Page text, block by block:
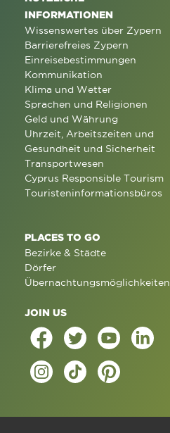
INFORMATIONEN
Wissenswertes über Zypern
Barrierefreies Zypern
Einreisebestimmungen
Kommunikation
Klima und Wetter
Sprachen und Religionen
Geld und Währung
Uhrzeit, Arbeitszeiten und
Gesundheit und Sicherheit
Transportwesen
Cyprus Responsible Tourism
Touristeninformationsbüros
PLACES TO GO
Bezirke & Städte
Dörfer
Übernachtungsmöglichkeiten
JOIN US